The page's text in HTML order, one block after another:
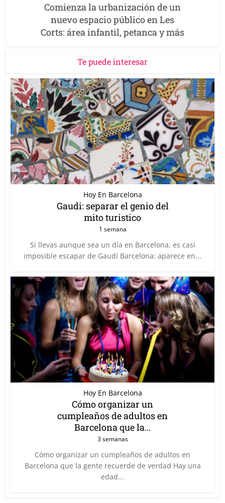
Comienza la urbanización de un
nuevo espacio público en Les
Corts: área infantil, petanca y más
Te puede interesar
Hoy En Barcelona
Gaudi: separar el genio del
mito turistico
1 semana
Si llevas aunque sea un día en Barcelona, es casi
imposible escapar de Gaudí Barcelona: aparece en...
Hoy En Barcelona
Cómo organizar un
cumpleaños de adultos en
Barcelona que la...
3 semanas
Cómo organizar un cumpleaños de adultos en
Barcelona que la gente recuerde de verdad Hay una
edad...